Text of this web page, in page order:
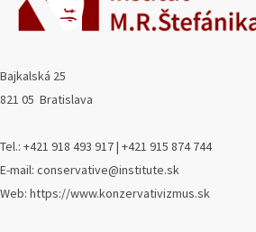
Bajkalská 25
821 05 Bratislava
Tel.: +421 918 493 917 | +421 915 874 744
E-mail: conservative@institute.sk
Web: https://www.konzervativizmus.sk